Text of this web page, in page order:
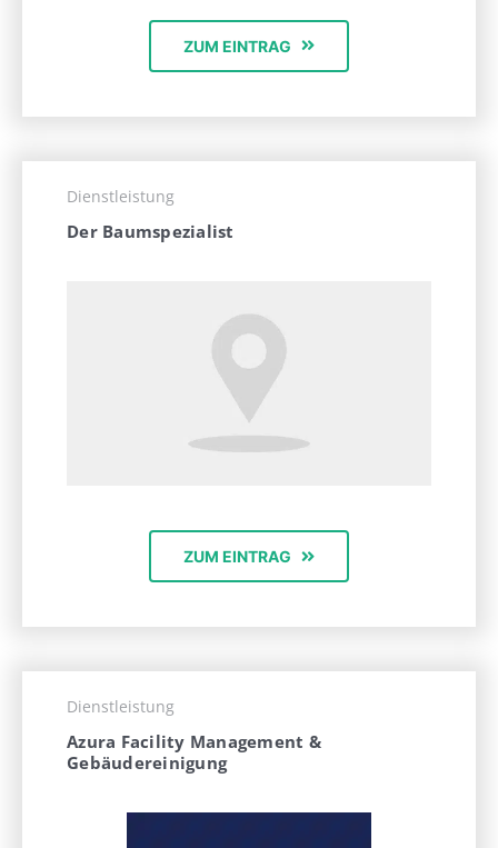
ZUM EINTRAG
Dienstleistung
Der Baumspezialist
ZUM EINTRAG
Dienstleistung
Azura Facility Management &
Gebäudereinigung